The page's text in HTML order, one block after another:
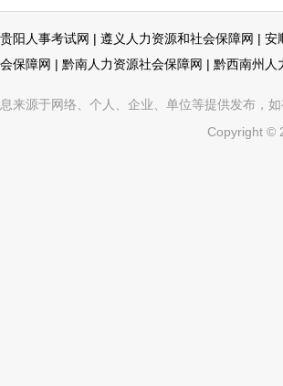
贵阳人事考试网 | 遵义人力资源和社会保障网 | 安
保障网 | 黔南人力资源社会保障网 | 黔西南州人
来源于网络、个人、企业、单位等提供发布，
Copyright ©